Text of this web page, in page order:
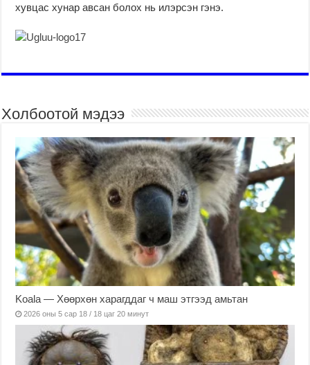
хувцас хунар авсан болох нь илэрсэн гэнэ.
Холбоотой мэдээ
Koala — Хөөрхөн харагддаг ч маш этгээд амьтан
2026 оны 5 сар 18 / 18 цаг 20 минут